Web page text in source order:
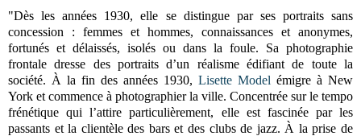
"Dès les années 1930, elle se distingue par ses portraits sans
concession : femmes et hommes, connaissances et anonymes,
fortunés et délaissés, isolés ou dans la foule. Sa photographie
frontale dresse des portraits d’un réalisme édifiant de toute la
société. À la fin des années 1930, Lisette Model émigre à New
York et commence à photographier la ville. Concentrée sur le tempo
frénétique qui l’attire particulièrement, elle est fascinée par les
passants et la clientèle des bars et des clubs de jazz. À la prise de